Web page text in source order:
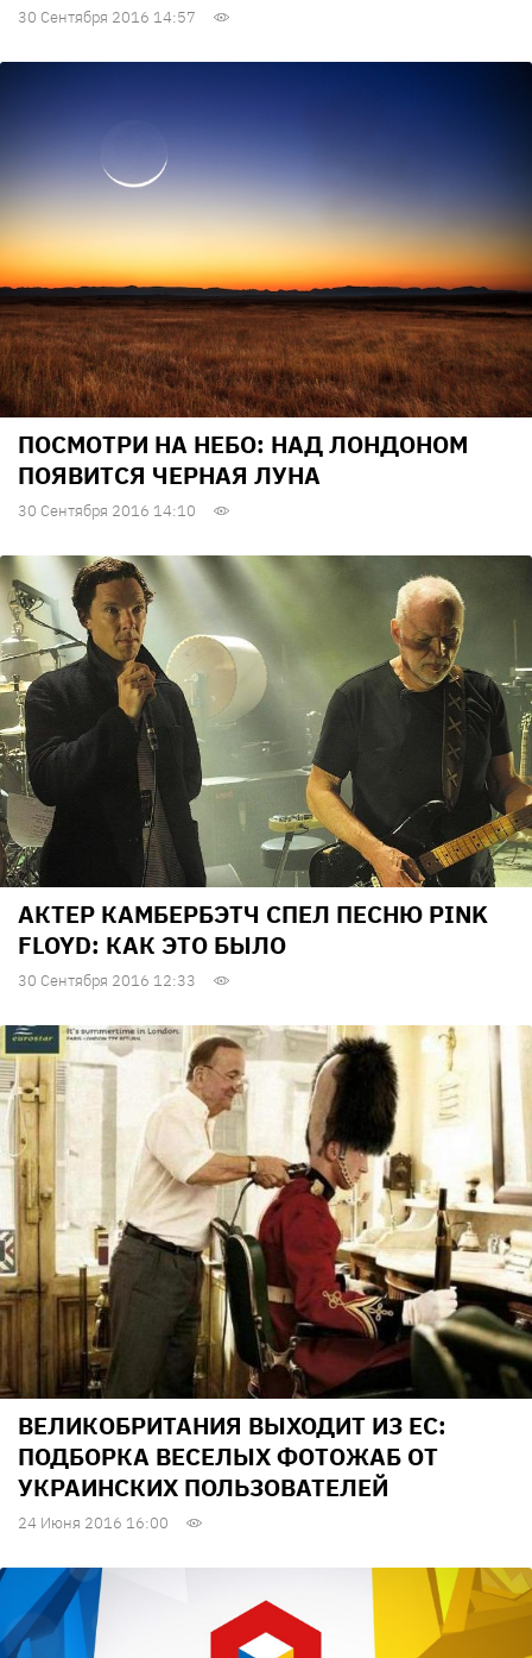
30 Сентября 2016 14:57
ПОСМОТРИ НА НЕБО: НАД ЛОНДОНОМ
ПОЯВИТСЯ ЧЕРНАЯ ЛУНА
30 Сентября 2016 14:10
АКТЕР КАМБЕРБЭТЧ СПЕЛ ПЕСНЮ PINK
FLOYD: КАК ЭТО БЫЛО
30 Сентября 2016 12:33
ВЕЛИКОБРИТАНИЯ ВЫХОДИТ ИЗ ЕС:
ПОДБОРКА ВЕСЕЛЫХ ФОТОЖАБ ОТ
УКРАИНСКИХ ПОЛЬЗОВАТЕЛЕЙ
24 Июня 2016 16:00